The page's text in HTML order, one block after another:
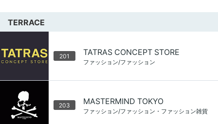
TERRACE
201 TATRAS CONCEPT STORE
ファッション/ファッション
203 MASTERMIND TOKYO
ファッション/ファッション・ファッション雑貨